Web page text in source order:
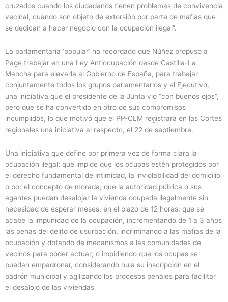
cruzados cuando los ciudadanos tienen problemas de convivencia
vecinal, cuando son objeto de extorsión por parte de mafias que
se dedican a hacer negocio con la ocupación ilegal”.
La parlamentaria ‘popular’ ha recordado que Núñez propuso a
Page trabajar en una Ley Antiocupación desde Castilla-La
Mancha para elevarla al Gobierno de España, para trabajar
conjuntamente todos los grupos parlamentarios y el Ejecutivo,
una iniciativa que el presidente de la Junta vio “con buenos ojos”,
pero que se ha convertido en otro de sus compromisos
incumplidos, lo que motivó que el PP-CLM registrara en las Cortes
regionales una iniciativa al respecto, el 22 de septiembre.
Una iniciativa que define por primera vez de forma clara la
ocupación ilegal; que impide que los ocupas estén protegidos por
el derecho fundamental de intimidad, la inviolabilidad del domicilio
o por el concepto de morada; que la autoridad pública o sus
agentes puedan desalojar la vivienda ocupada ilegalmente sin
necesidad de esperar meses, en el plazo de 12 horas; que se
acabe la impunidad de la ocupación, incrementando de 1 a 3 años
las penas del delito de usurpación, incriminando a las mafias de la
ocupación y dotando de mecanismos a las comunidades de
vecinos para poder actuar; o impidiendo que los ocupas se
puedan empadronar, considerando nula su inscripción en el
padrón municipal y agilizando los procesos penales para facilitar
el desalojo de las viviendas